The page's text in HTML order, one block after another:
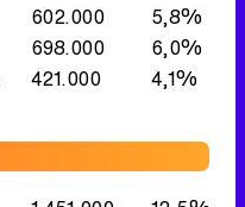
602.000
5,8%
698.000
6,0%
421.000 4,1%